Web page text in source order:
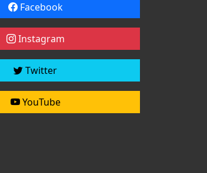
Facebook
Instagram
Twitter
YouTube